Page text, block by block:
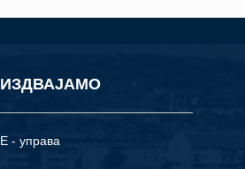
ИЗДВАЈАМО
Е - управа